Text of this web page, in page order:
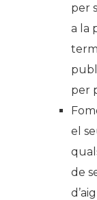
per
a la
per
el
de